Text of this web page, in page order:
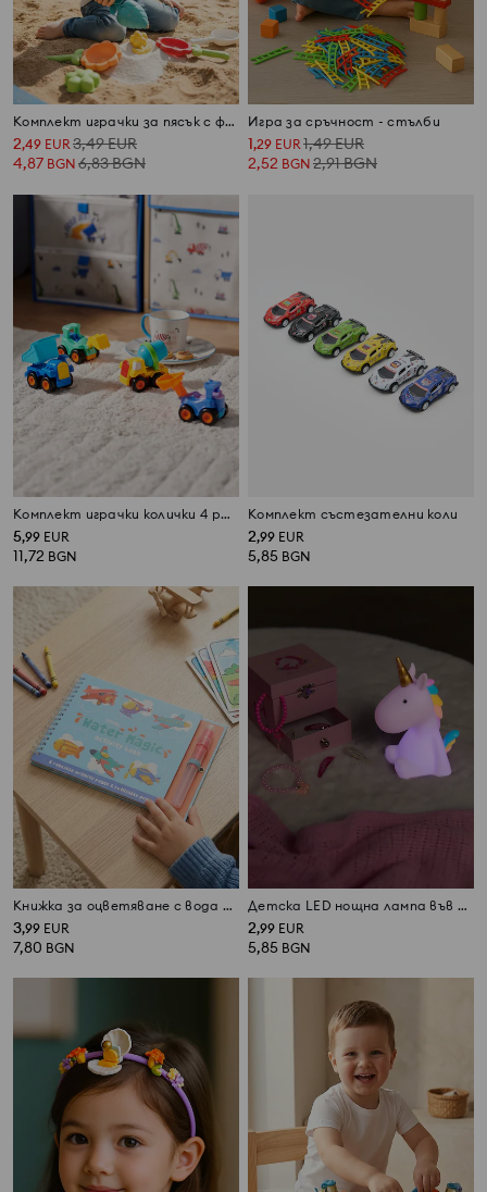
Комплект играчки за пясък с флорален мотив 6 pack
2,49 EUR3,49EUR
4,87 BGN 6,83BGN
Игра за сръчност - стълби
1,29 EUR1,49EUR
2,52 BGN 2,91BGN
Комплект играчки колички 4 pack
5,99 EUR
11,72 BGN
Комплект състезателни коли
2,99 EUR
5,85 BGN
Книжка за оцветяване с вода с маркер с мотив на летателни апарати
3,99 EUR
7,80 BGN
Детска LED нощна лампа във форма на еднорог
2,99 EUR
5,85 BGN